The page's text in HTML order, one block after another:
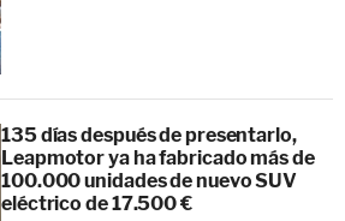
135 días después de presentarlo,
Leapmotor ya ha fabricado más de
100.000 unidades de nuevo SUV
eléctrico de 17.500 €